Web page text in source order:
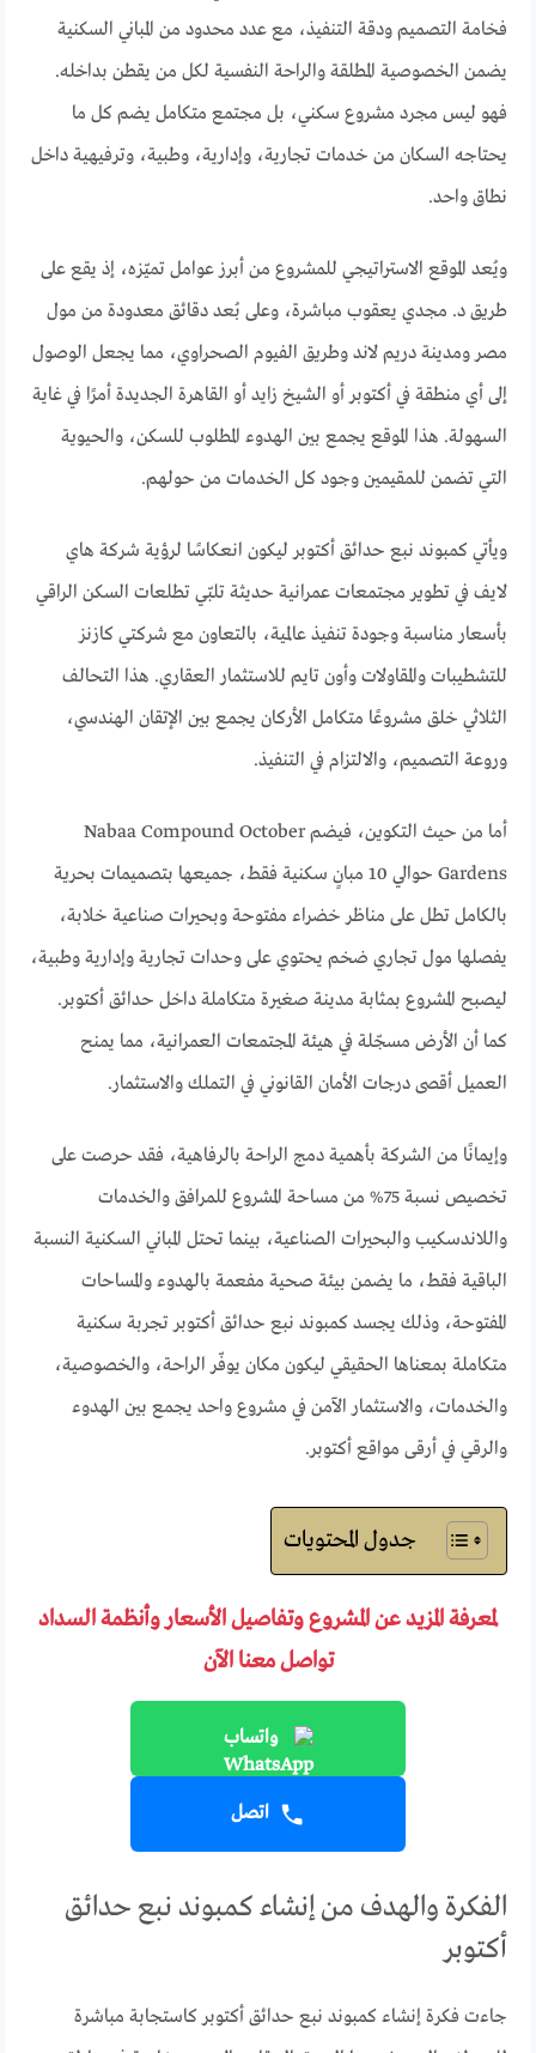
فخامة التصميم ودقة التنفيذ، مع عدد محدود من المباني السكنية
يضمن الخصوصية المطلقة والراحة النفسية لكل من يقطن بداخله.
فهو ليس مجرد مشروع سكني، بل مجتمع متكامل يضم كل ما
يحتاجه السكان من خدمات تجارية، وإدارية، وطبية، وترفيهية داخل
نطاق واحد.
ويُعد الموقع الاستراتيجي للمشروع من أبرز عوامل تميّزه، إذ يقع على
طريق د. مجدي يعقوب مباشرة، وعلى بُعد دقائق معدودة من مول
مصر ومدينة دريم لاند وطريق الفيوم الصحراوي، مما يجعل الوصول
إلى أي منطقة في أكتوبر أو الشيخ زايد أو القاهرة الجديدة أمرًا في غاية
السهولة. هذا الموقع يجمع بين الهدوء المطلوب للسكن، والحيوية
التي تضمن للمقيمين وجود كل الخدمات من حولهم.
ويأتي كمبوند نبع حدائق أكتوبر ليكون انعكاسًا لرؤية شركة هاي
لايف في تطوير مجتمعات عمرانية حديثة تلبّي تطلعات السكن الراقي
بأسعار مناسبة وجودة تنفيذ عالمية، بالتعاون مع شركتي كازنز
للتشطيبات والمقاولات وأون تايم للاستثمار العقاري. هذا التحالف
الثلاثي خلق مشروعًا متكامل الأركان يجمع بين الإتقان الهندسي،
وروعة التصميم، والالتزام في التنفيذ.
أما من حيث التكوين، فيضم Nabaa Compound October
Gardens حوالي 10 مبانٍ سكنية فقط، جميعها بتصميمات بحرية
بالكامل تطل على مناظر خضراء مفتوحة وبحيرات صناعية خلابة،
يفصلها مول تجاري ضخم يحتوي على وحدات تجارية وإدارية وطبية،
ليصبح المشروع بمثابة مدينة صغيرة متكاملة داخل حدائق أكتوبر.
كما أن الأرض مسجّلة في هيئة المجتمعات العمرانية، مما يمنح
العميل أقصى درجات الأمان القانوني في التملك والاستثمار.
وإيمانًا من الشركة بأهمية دمج الراحة بالرفاهية، فقد حرصت على
تخصيص نسبة 75% من مساحة المشروع للمرافق والخدمات
واللاندسكيب والبحيرات الصناعية، بينما تحتل المباني السكنية النسبة
الباقية فقط، ما يضمن بيئة صحية مفعمة بالهدوء والمساحات
المفتوحة، وذلك يجسد كمبوند نبع حدائق أكتوبر تجربة سكنية
متكاملة بمعناها الحقيقي ليكون مكان يوفّر الراحة، والخصوصية،
والخدمات، والاستثمار الآمن في مشروع واحد يجمع بين الهدوء
والرقي في أرقى مواقع أكتوبر.
جدول المحتويات
لمعرفة المزيد عن المشروع وتفاصيل الأسعار وأنظمة السداد
تواصل معنا الآن
واتساب
اتصل
الفكرة والهدف من إنشاء كمبوند نبع حدائق
أكتوبر
جاءت فكرة إنشاء كمبوند نبع حدائق أكتوبر كاستجابة مباشرة